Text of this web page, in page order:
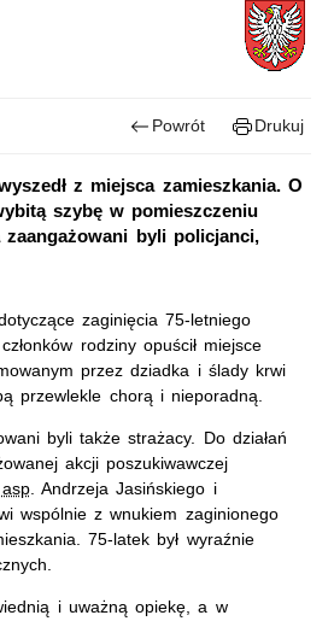
Powrót Drukuj
z miejsca zamieszkania. O
szybę w pomieszczeniu
byli policjanci,
zaginięcia 75-letniego
rodziny opuścił miejsce
przez dziadka i ślady krwi
przewlekle chorą i nieporadną.
byli także strażacy. Do działań
akcji poszukiwawczej
asp. Andrzeja Jasińskiego i
wspólnie z wnukiem zaginionego
75-latek był wyraźnie
i uważną opiekę, a w